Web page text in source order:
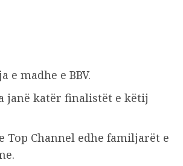
e madhe e BBV.
janë katër finalistët e këtij
Top Channel edhe familjarët e